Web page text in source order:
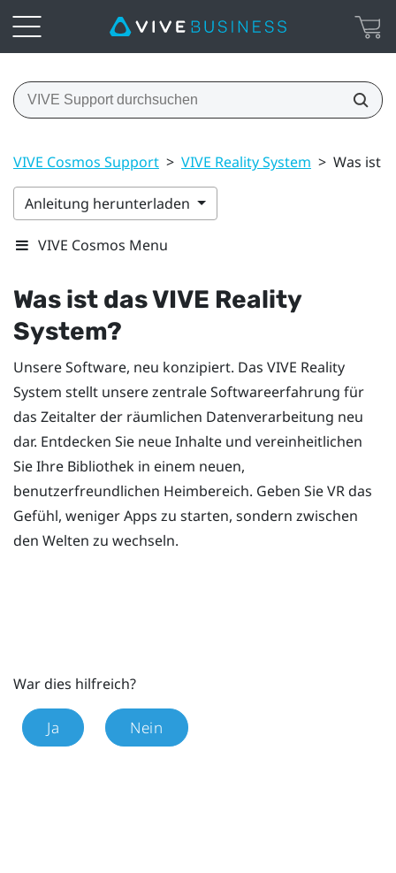
VIVE Cosmos Support > VIVE Reality System > Was ist
Anleitung herunterladen
VIVE Cosmos Menu
Was ist dasVIVE Reality
System?
Unsere Software, neu konzipiert. Das VIVE Reality
System stellt unsere zentrale Softwareerfahrung für
das Zeitalter der räumlichen Datenverarbeitung neu
dar. Entdecken Sie neue Inhalte und vereinheitlichen
Sie Ihre Bibliothek in einem neuen,
benutzerfreundlichen Heimbereich. Geben Sie VR das
Gefühl, weniger Apps zu starten, sondern zwischen
den Welten zu wechseln.
War dies hilfreich?
Ja Nein